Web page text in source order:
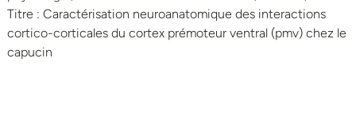
Titre : Caractérisation neuroanatomique des interactions
cortico-corticales du cortex prémoteur ventral (pmv) chez le
capucin